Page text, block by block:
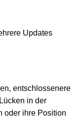
Updates
entschlossenere
in der
oder ihre Position